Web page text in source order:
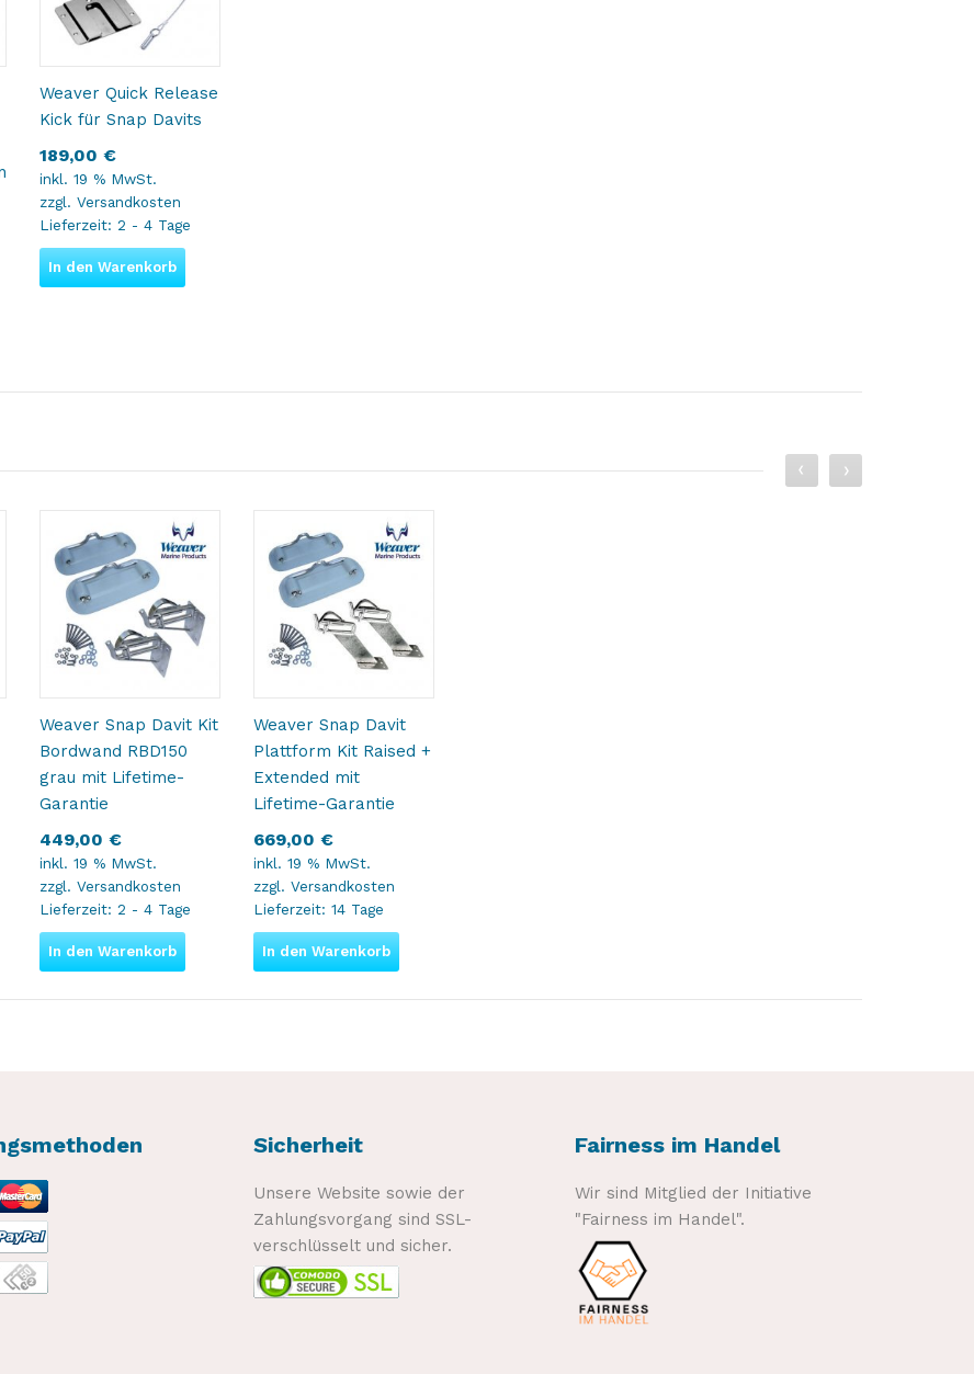
Weaver Quick Release
Kick für Snap Davits
189,00 €
inkl. 19 % MwSt.
zzgl. Versandkosten
Lieferzeit: 2 - 4 Tage
In den Warenkorb
Weaver Snap Davit Kit
Bordwand RBD150
grau mit Lifetime-
Garantie
449,00 €
inkl. 19 % MwSt.
zzgl. Versandkosten
Lieferzeit: 2 - 4 Tage
In den Warenkorb
Weaver Snap Davit
Plattform Kit Raised +
Extended mit
Lifetime-Garantie
669,00 €
inkl. 19 % MwSt.
zzgl. Versandkosten
Lieferzeit: 14 Tage
In den Warenkorb
Sicherheit
Unsere Website sowie der
Zahlungsvorgang sind SSL-
verschlüsselt und sicher.
Fairness im Handel
Wir sind Mitglied der Initiative
"Fairness im Handel".